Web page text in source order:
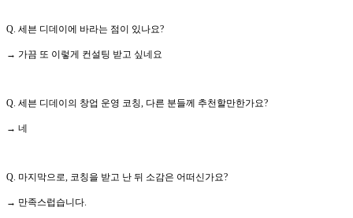
Q. 세븐 디데이에 바라는 점이 있나요?
→ 가끔 또 이렇게 컨설팅 받고 싶네요
Q. 세븐 디데이의 창업 운영 코칭, 다른 분들께 추천할만한가요?
→ 네
Q. 마지막으로, 코칭을 받고 난 뒤 소감은 어떠신가요?
→ 만족스럽습니다.